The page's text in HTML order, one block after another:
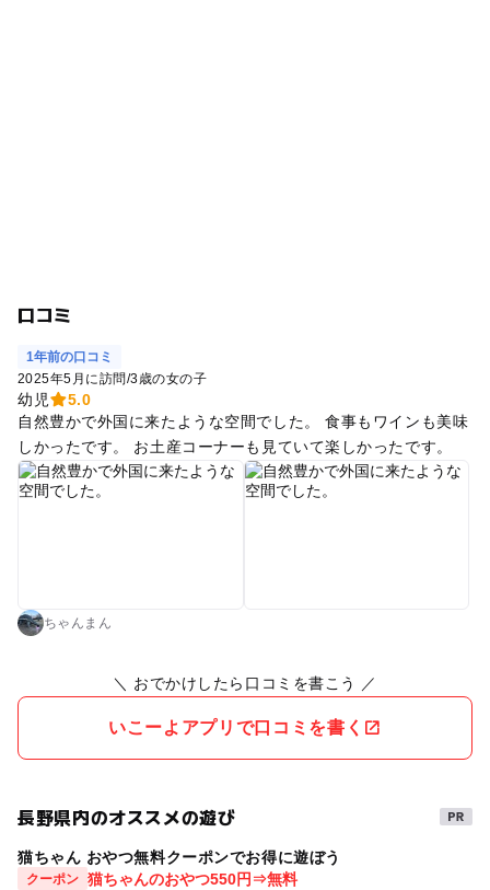
口コミ
1年前の口コミ
2025年5月に訪問/3歳の女の子
幼児
5.0
自然豊かで外国に来たような空間でした。 食事もワインも美味
しかったです。 お土産コーナーも見ていて楽しかったです。
ちゃんまん
＼ おでかけしたら口コミを書こう ／
いこーよアプリで口コミを書く
長野県内のオススメの遊び
猫ちゃん おやつ無料クーポンでお得に遊ぼう
クーポン 猫ちゃんのおやつ550円⇒無料